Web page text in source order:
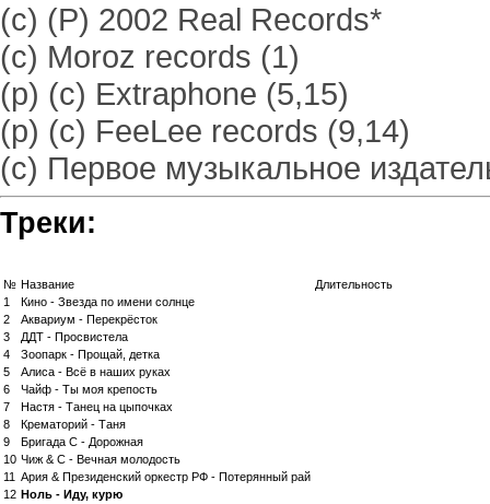
(с) (Р) 2002 Real Records*
(c) Moroz records (1)
(p) (c) Extraphone (5,15)
(p) (c) FeeLee records (9,14)
(c) Первое музыкальное
Треки:
№ Название
Длительность
1
Кино - Звезда по имени солнце
2
Аквариум - Перекрёсток
3
ДДТ - Просвистела
4
Зоопарк - Прощай, детка
5
Алиса - Всё в наших руках
6
Чайф - Ты моя крепость
7
Настя - Танец на цыпочках
8
Крематорий - Таня
9
Бригада С - Дорожная
10 Чиж & С - Вечная молодость
11 Ария & Президенский оркестр РФ - Потерянный рай
12 Ноль - Иду, курю